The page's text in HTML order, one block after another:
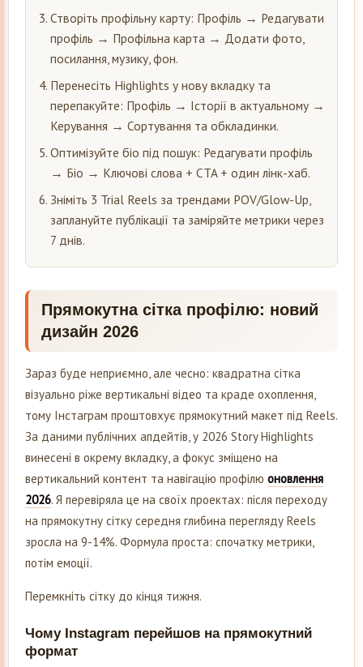
Створіть профільну карту: Профіль → Редагувати
профіль → Профільна карта → Додати фото,
посилання, музику, фон.
Перенесіть Highlights у нову вкладку та
перепакуйте: Профіль → Історії в актуальному →
Керування → Сортування та обкладинки.
Оптимізуйте біо під пошук: Редагувати профіль
→ Біо → Ключові слова + CTA + один лінк-хаб.
Зніміть 3 Trial Reels за трендами POV/Glow-Up,
заплануйте публікації та заміряйте метрики через
7 днів.
Прямокутна сітка профілю: новий
дизайн 2026
Зараз буде неприємно, але чесно: квадратна сітка
візуально ріже вертикальні відео та краде охоплення,
тому Інстаграм проштовхує прямокутний макет під Reels.
За даними публічних апдейтів, у 2026 Story Highlights
винесені в окрему вкладку, а фокус зміщено на
вертикальний контент та навігацію профілю оновлення
2026. Я перевіряла це на своїх проектах: після переходу
на прямокутну сітку середня глибина перегляду Reels
зросла на 9-14%. Формула проста: спочатку метрики,
потім емоції.
Перемкніть сітку до кінця тижня.
Чому Instagram перейшов на прямокутний
формат